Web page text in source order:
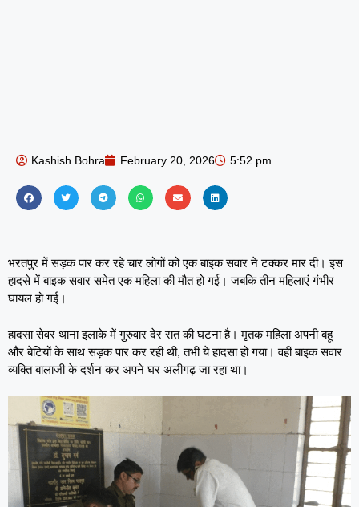
Kashish Bohra February 20, 2026 5:52 pm
भरतपुर में सड़क पार कर रहे चार लोगों को एक बाइक सवार ने टक्कर मार दी। इस
हादसे में बाइक सवार समेत एक महिला की मौत हो गई। जबकि तीन महिलाएं गंभीर
घायल हो गई।
हादसा सेवर थाना इलाके में गुरुवार देर रात की घटना है। मृतक महिला अपनी बहू
और बेटियों के साथ सड़क पार कर रही थी, तभी ये हादसा हो गया। वहीं बाइक सवार
व्यक्ति बालाजी के दर्शन कर अपने घर अलीगढ़ जा रहा था।